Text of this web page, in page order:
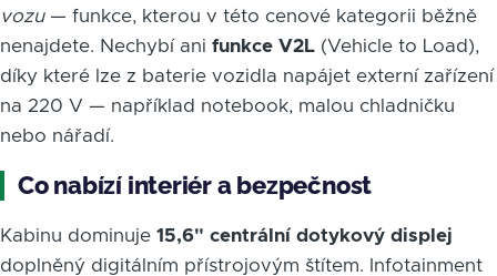
vozu— funkce, kterou v této cenové kategorii běžně
nenajdete. Nechybí ani funkce V2L (Vehicle to Load),
díky které lze z baterie vozidla napájet externí zařízení
na 220 V — například notebook, malou chladničku
nebo nářadí.
Co nabízí interiér a bezpečnost
Kabinu dominuje 15,6" centrální dotykový displej
doplněný digitálním přístrojovým štítem. Infotainment